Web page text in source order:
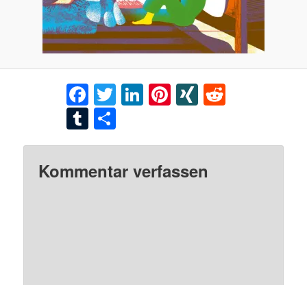
Facebook
Twitter
LinkedIn
Pinterest
XING
Tumblr
Kommentar verfassen